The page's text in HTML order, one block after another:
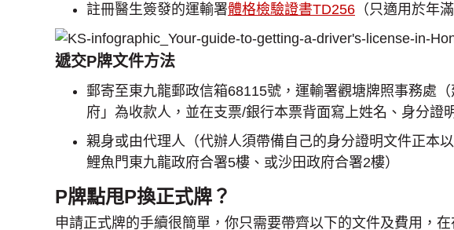
註冊醫生簽發的運輸署體格檢驗證書TD256 （只適用於年
遞交P牌文件方法
郵寄至東九龍郵政信箱68115號，運輸署觀塘牌照事務處
府」為收款人，並在支票/銀行本票背面寫上姓名、身分證
親身或由代理人（代辦人須帶備自己的身分證明文件正本
鯉魚門東九龍政府合署5樓、或沙田政府合署2樓）
P牌點甩P換正式牌？
申請正式牌的手續很簡單，你只需要帶齊以下的文件及費用，